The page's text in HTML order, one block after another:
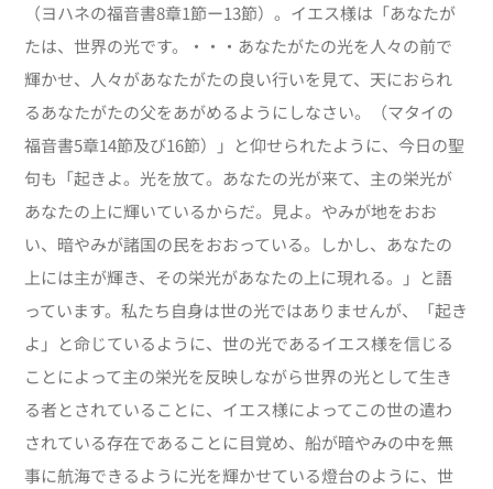
（ヨハネの福音書8章1節ー13節）。イエス様は「あなたが
たは、世界の光です。・・・あなたがたの光を人々の前で
輝かせ、人々があなたがたの良い行いを見て、天におられ
るあなたがたの父をあがめるようにしなさい。（マタイの
福音書5章14節及び16節）」と仰せられたように、今日の聖
句も「起きよ。光を放て。あなたの光が来て、主の栄光が
あなたの上に輝いているからだ。見よ。やみが地をおお
い、暗やみが諸国の民をおおっている。しかし、あなたの
上には主が輝き、その栄光があなたの上に現れる。」と語
っています。私たち自身は世の光ではありませんが、「起き
よ」と命じているように、世の光であるイエス様を信じる
ことによって主の栄光を反映しながら世界の光として生き
る者とされていることに、イエス様によってこの世の遣わ
されている存在であることに目覚め、船が暗やみの中を無
事に航海できるように光を輝かせている燈台のように、世